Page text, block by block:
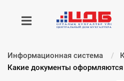
Получить консультацию
Информационная система
Текущий:
Какие документы оформляются